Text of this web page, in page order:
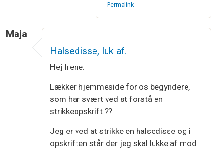
Permalink
Maja
Halsedisse, luk af.
Hej Irene.
Lækker hjemmeside for os begyndere,
som har svært ved at forstå en
strikkeopskrift ??
Jeg er ved at strikke en halsedisse og i
opskriften står der jeg skal lukke af mod